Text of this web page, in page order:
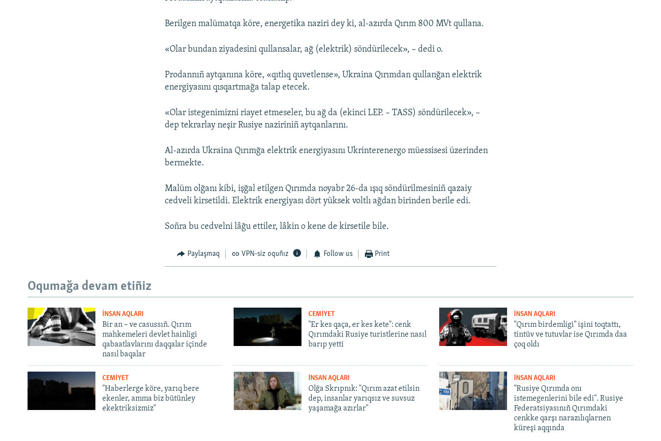
Berilgen malümatqa köre, energetika naziri dey ki, al-azırda Qırım 800 MVt qullana.
«Olar bundan ziyadesini qullansalar, ağ (elektrik) söndürilecek», – dedi o.
Prodannıñ aytqanına köre, «qıtlıq quvetlense», Ukraina Qırımdan qullanğan elektrik
energiyasını qısqartmağa talap etecek.
«Olar istegenimizni riayet etmeseler, bu ağ da (ekinci LEP. – TASS) söndürilecek», –
dep tekrarlay neşir Rusiye naziriniñ aytqanlarını.
Al-azırda Ukraina Qırımğa elektrik energiyasını Ukrinterenergo müessisesi üzerinden
bermekte.
Malüm olğanı kibi, işğal etilgen Qırımda noyabr 26-da ışıq söndürilmesiniñ qazaiy
cedveli kirsetildi. Elektrik energiyası dört yüksek voltlı ağdan birinden berile edi.
Soñra bu cedvelni lâğu ettiler, lâkin o kene de kirsetile bile.
Paylaşmaq VPN-siz oquñız Follow us Print
Oqumağa devam etiñiz
İNSAN AQLARI
Bir an – ve casussıñ. Qırım
mahkemeleri devlet hainligi
qabaatlavlarını daqqalar içinde
nasıl baqalar
CEMİYET
"Er kes qaça, er kes kete": cenk
Qırımdaki Rusiye turistlerine nasıl
barıp yetti
İNSAN AQLARI
"Qırım birdemligi" işini toqtattı,
tintüv ve tutuvlar ise Qırımda daa
çoq oldı
CEMİYET
"Haberlerge köre, yarıq bere
ekenler, amma biz bütünley
ekektriksizmiz"
İNSAN AQLARI
Olğa Skrıpnık: "Qırım azat etilsin
dep, insanlar yarıqsız ve suvsuz
yaşamağa azırlar"
İNSAN AQLARI
"Rusiye Qırımda onı
istemegenlerini bile edi". Rusiye
Federatsiyasınıñ Qırımdaki
cenkke qarşı narazılıqlarnen
küreşi aqqında